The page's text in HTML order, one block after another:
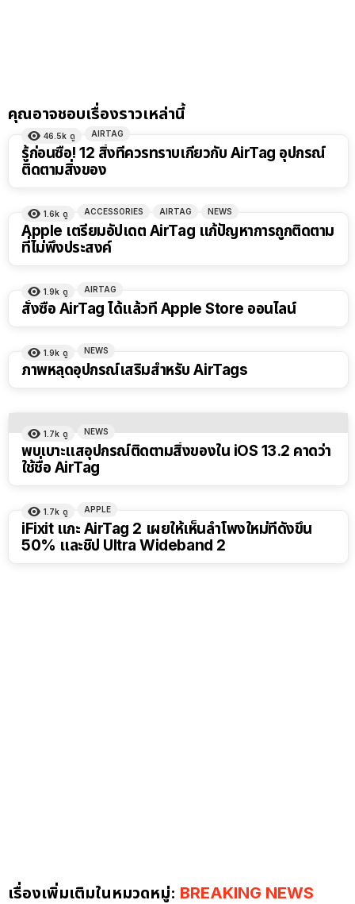
คุณอาจชอบเรื่องราวเหล่านี้
46.5k ดู AIRTAG
รู้ก่อนซื้อ! 12 สิ่งที่ควรทราบเกี่ยวกับ AirTag อุปกรณ์
ติดตามสิ่งของ
1.6k ดู ACCESSORIES AIRTAG NEWS
Apple เตรียมอัปเดต AirTag แก้ปัญหาการถูกติดตาม
ที่ไม่พึงประสงค์
1.9k ดู AIRTAG
สั่งซื้อ AirTag ได้แล้วที่ Apple Store ออนไลน์
1.9k ดู NEWS
ภาพหลุดอุปกรณ์เสริมสำหรับ AirTags
1.7k ดู NEWS
พบเบาะแสอุปกรณ์ติดตามสิ่งของใน iOS 13.2 คาดว่า
ใช้ชื่อ AirTag
1.7k ดู APPLE
iFixit แกะ AirTag 2 เผยให้เห็นลำโพงใหม่ที่ดังขึ้น
50% และชิป Ultra Wideband 2
เรื่องเพิ่มเติมในหมวดหมู่: BREAKING NEWS